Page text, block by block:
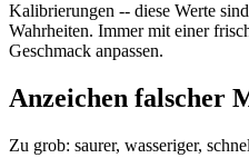
Kalibrierungen -- diese Werte
Wahrheiten. Immer mit einer
Geschmack anpassen.
Anzeichen falscher
Zu grob: saurer, wasseriger,